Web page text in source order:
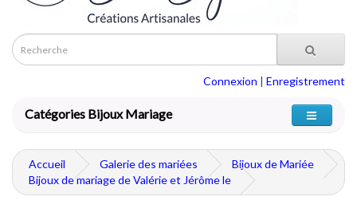
Connexion | Enregistrement
Catégories Bijoux Mariage
Accueil Galerie des mariées
Bijoux de Mariée
Bijoux de mariage de Valérie et Jérôme le